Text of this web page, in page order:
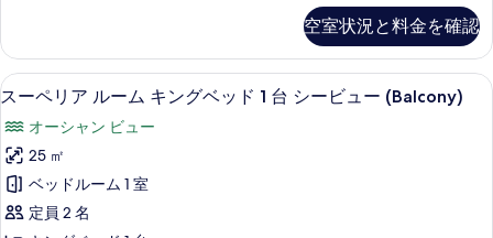
示
す
る
の
写
真
を
表
示
す
ル
ベ
ッ
ド
2
台
シ
ス
ル
ー
ダ
ブ
ル
ベ
ッ
ド
空室状況と料金を確認
ス
ペ
リ
ア
ル
スーペリア ルーム キングベッド 1
9
スーペリア ルーム キングベッド 1 台 シービュー (Balcony)
オーシャン ビュー
25 ㎡
ベッドルーム 1 室
定員 2 名